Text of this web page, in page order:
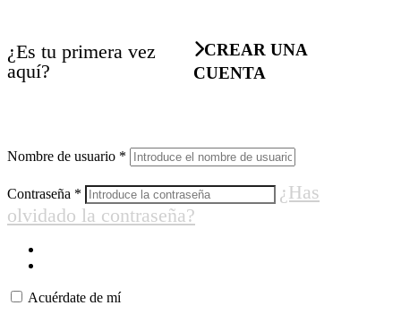
¿Es tu primera vez
aquí?
CREAR UNA
CUENTA
Nombre de usuario *
Contraseña *
¿Has
olvidado la contraseña?
Acuérdate de mí